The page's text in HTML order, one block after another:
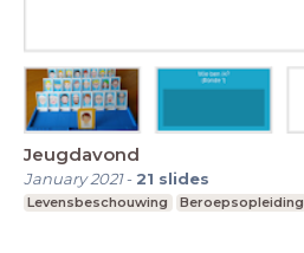
Jeugdavond
January 2021- 21 slides
Levensbeschouwing Beroepsopleiding